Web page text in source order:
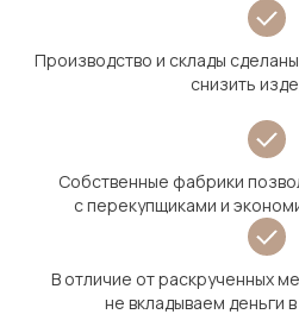
Производство и склады
снизить
Собственные фабрики
с перекупщиками и
В отличие от раскрученных
не вкладываем деньги